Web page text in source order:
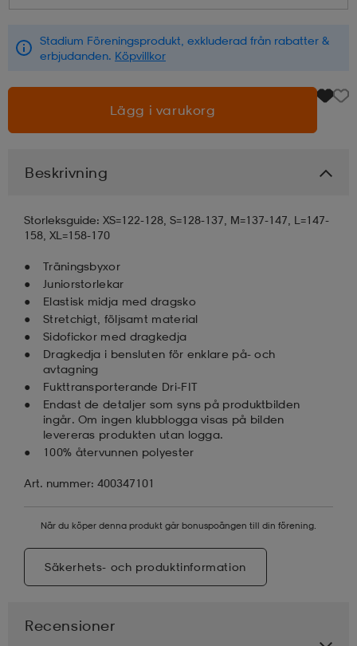
Stadium Föreningsprodukt, exkluderad från rabatter &
erbjudanden. Köpvillkor
Lägg i varukorg
Beskrivning
Storleksguide: XS=122-128, S=128-137, M=137-147, L=147-
158, XL=158-170
Träningsbyxor
Juniorstorlekar
Elastisk midja med dragsko
Stretchigt, följsamt material
Sidofickor med dragkedja
Dragkedja i bensluten för enklare på- och
avtagning
Fukttransporterande Dri-FIT
Endast de detaljer som syns på produktbilden
ingår. Om ingen klubblogga visas på bilden
levereras produkten utan logga.
100% återvunnen polyester
Art. nummer: 400347101
När du köper denna produkt går bonuspoängen till din förening.
Säkerhets- och produktinformation
Recensioner